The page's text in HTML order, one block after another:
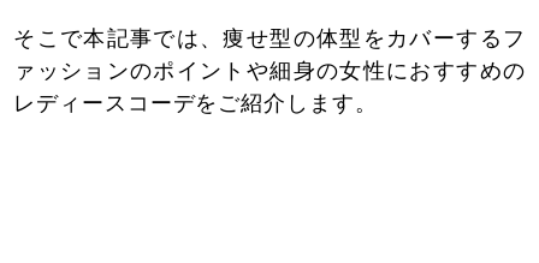
そこで本記事では、痩せ型の体型をカバーするフ
ァッションのポイントや細身の女性におすすめの
レディースコーデをご紹介します。